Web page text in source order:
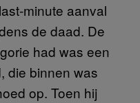
minute aanval
de daad. De
had was een
die binnen was
op. Toen hij